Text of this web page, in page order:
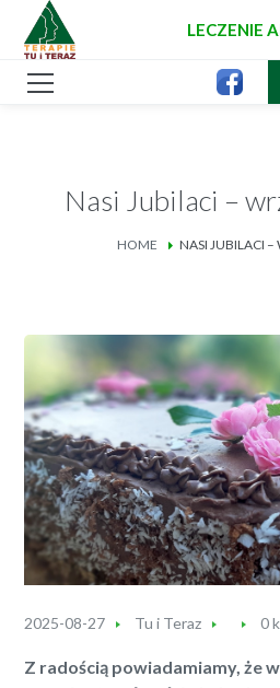
LECZENIE
Nasi Jubilaci –
HOME NASI JUBILACI –
2025-08-27 Tu i Teraz 0
Z radością powiadamiamy, że